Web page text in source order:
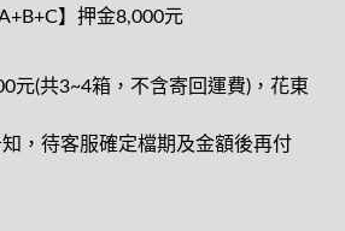
】押金8,000元
元(共3~4箱，不含寄回運費)，花東
，待客服確定檔期及金額後再付